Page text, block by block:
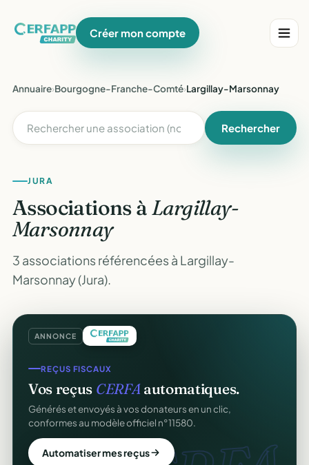
Créer mon compte
Annuaire›Bourgogne-Franche-Comté›Largillay-Marsonnay
Rechercher
JURA
Associations àLargillay-
Marsonnay
3 associations référencées à Largillay-
Marsonnay (Jura).
ANNONCE
REÇUS FISCAUX
Vos reçus CERFAautomatiques.
Générés et envoyés à vos donateurs en un clic,
conformes au modèle officiel n°11580.
Automatiser mes reçus